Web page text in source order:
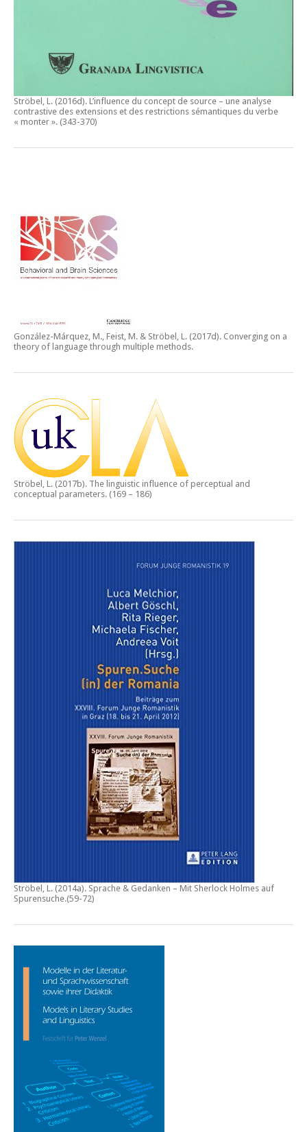
Ströbel, L. (2016d). L’influence du concept de source – une analyse
contrastive des extensions et des restrictions sémantiques du verbe
« monter ». (343-370)
González-Márquez, M., Feist, M. & Ströbel, L. (2017d). Converging on a
theory of language through multiple methods.
Ströbel, L. (2017b). The linguistic influence of perceptual and
conceptual parameters. (169 – 186)
Ströbel, L. (2014a). Sprache & Gedanken – Mit Sherlock Holmes auf
Spurensuche.(59-72)